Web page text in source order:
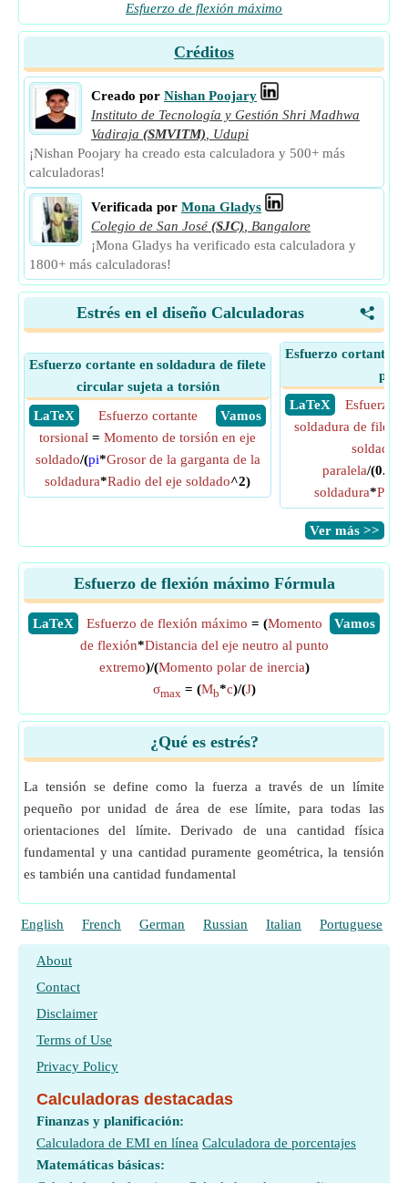
Esfuerzo de flexión máximo
Créditos
Creado por Nishan Poojary
Instituto de Tecnología y Gestión Shri Madhwa
Vadiraja (SMVITM)
Udupi
¡Nishan Poojary ha creado esta calculadora y 500+ más
calculadoras!
Verificada por Mona Gladys
Colegio de San José (SJC)
Bangalore
¡Mona Gladys ha verificado esta calculadora y
1800+ más calculadoras!
<
Estrés en el diseño Calculadoras
Esfuerzo cortante en soldadura de filete
circular sujeta a torsión
​ LaTeX
​ Vamos
Esfuerzo cortante
torsional = Momento de torsión en eje
soldado/(pi*Grosor de la garganta de la
soldadura*Radio del eje soldado^2)
Esfuerzo cortante
​ LaTeX
Esfuerzo
soldadura de filete
paralela/
soldadura*
​Ver más >>
Esfuerzo de flexión máximo Fórmula
​LaTeX ​Vamos
Esfuerzo de flexión máximo = (Momento
de flexión*Distancia del eje neutro al punto
extremo)/(Momento polar de inercia)
σmax = (Mb*c)/(J)
¿Qué es estrés?
La tensión se define como la fuerza a través de un límite
pequeño por unidad de área de ese límite, para todas las
orientaciones del límite. Derivado de una cantidad física
fundamental y una cantidad puramente geométrica, la tensión
es también una cantidad fundamental
English French German Russian Italian Portuguese
About
Contact
Disclaimer
Terms of Use
Privacy Policy
Calculadoras destacadas
Finanzas y planificación:
Calculadora de EMI en línea Calculadora de porcentajes
Matemáticas básicas: